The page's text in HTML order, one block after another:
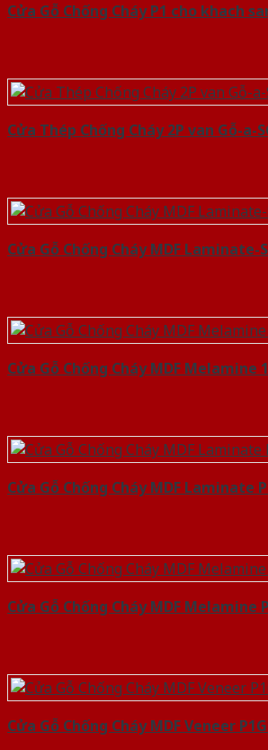
Cửa Gỗ Chống Cháy P1 cho khach
Cửa Thép Chống Cháy 2P van Gỗ-a-
Cửa Gỗ Chống Cháy MDF Laminate-
Cửa Gỗ Chống Cháy MDF Melamine
Cửa Gỗ Chống Cháy MDF Laminate
Cửa Gỗ Chống Cháy MDF Melamine
Cửa Gỗ Chống Cháy MDF Veneer